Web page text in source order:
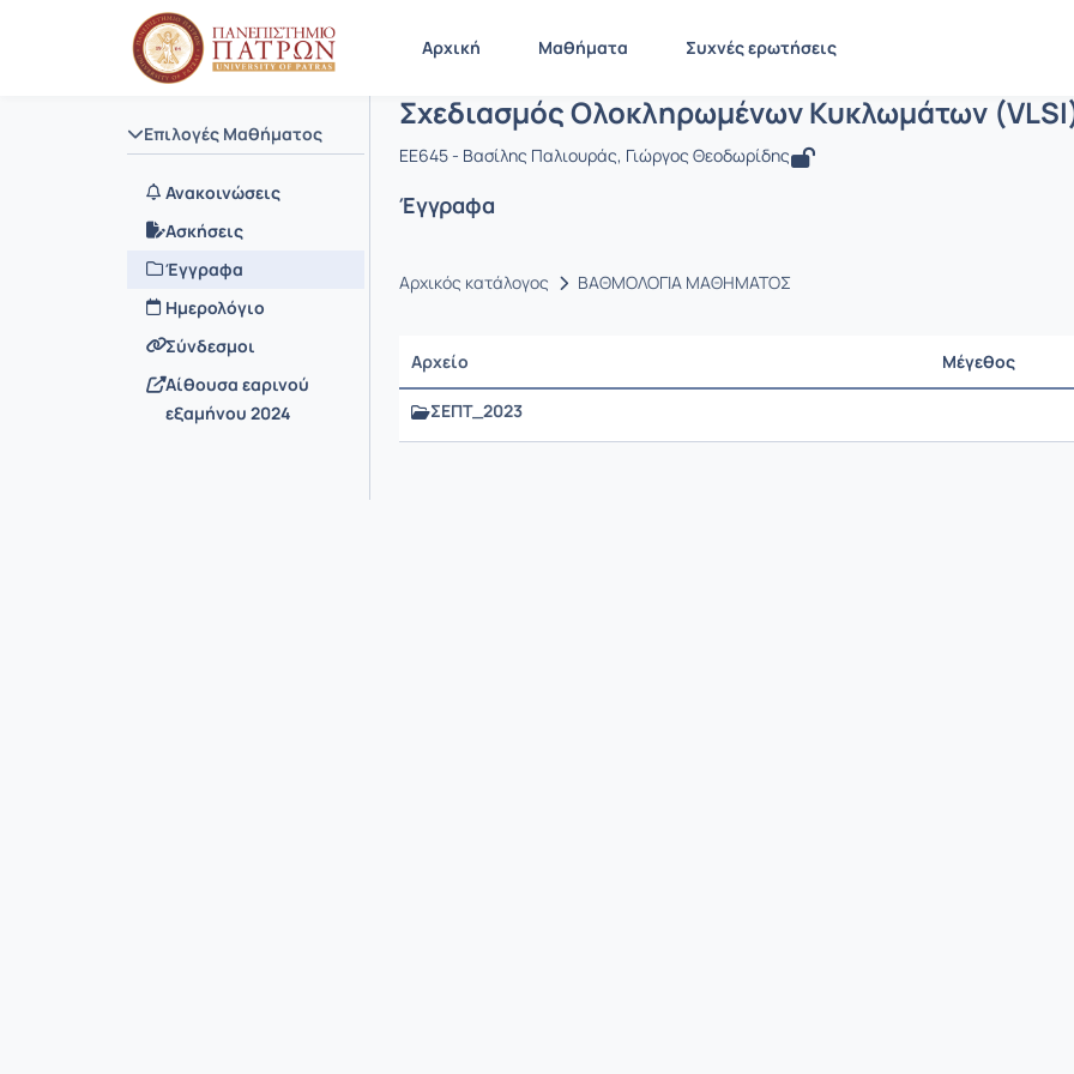
Αρχική Μαθήματα Συχνές ερωτήσεις
Επιλογές Μαθήματος
Ανακοινώσεις
Ασκήσεις
Έγγραφα
Ημερολόγιο
Σύνδεσμοι
Αίθουσα εαρινού
εξαμήνου 2024
Αρχική Σελίδα Σχεδιασμός Ολοκληρωμένων Κυκλωμάτων (VLSI) ΙΙ
Μάθημα : Σχεδιασμός Ολοκληρωμένων
Κωδικός : EE645
Σχεδιασμός Ολοκληρωμένων Κυκλωμάτων (VLSI)
EE645 - Βασίλης Παλιουράς, Γιώργος Θεοδωρίδης
Έγγραφα
Αρχικός κατάλογος ΒΑΘΜΟΛΟΓΙΑ ΜΑΘΗΜΑΤΟΣ
Αρχείο Μέγεθος
ΣΕΠΤ_2023